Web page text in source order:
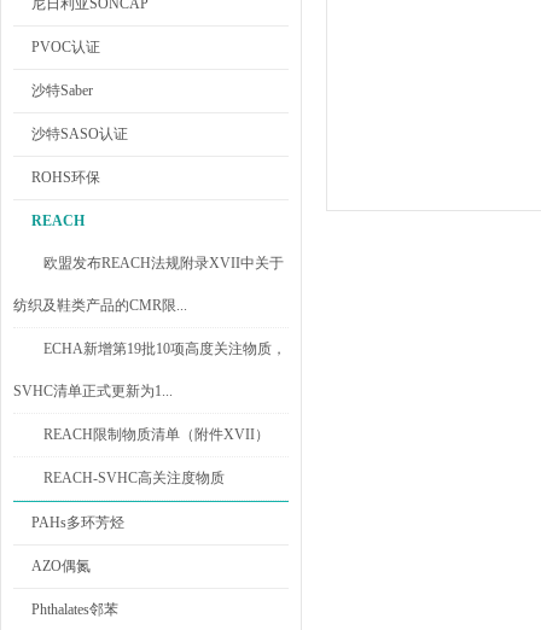
尼日利亚SONCAP
PVOC认证
沙特Saber
沙特SASO认证
ROHS环保
REACH
欧盟发布REACH法规附录XVII中关于
纺织及鞋类产品的CMR限...
ECHA新增第19批10项高度关注物质，
SVHC清单正式更新为1...
REACH限制物质清单（附件XVII）
REACH-SVHC高关注度物质
PAHs多环芳烃
AZO偶氮
Phthalates邻苯